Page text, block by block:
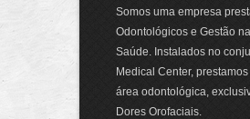
Somos uma empresa
Odontológicos e Gestão
Saúde. Instalados no
Medical Center,
área odontológica,
Dores Orofaciais.